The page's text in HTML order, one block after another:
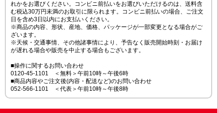
れかをお選びください。コンビニ前払いをお選びいただけるのは、送料含
む税込30万円未満のお取引に限られます。コンビニ前払いの場合、ご注文
日を含め3日以内にお支払いください。
※商品の内容、形状、産地、価格、パッケージが一部変更となる場合がご
ざいます。
※天候・交通事情、その他諸事情により、予告なく販売開始時刻・お届け
が遅れる場合や販売を中止する場合もございます。
■操作に関するお問い合わせ
0120-45-1101 ＜無料＞午前10時～午後6時
■商品内容やご注文後(内容・配送など)のお問い合わせ
052-566-1101 ＜代表＞午前10時～午後8時